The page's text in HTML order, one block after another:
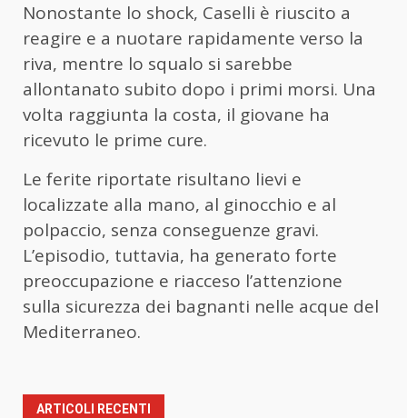
Nonostante lo shock, Caselli è riuscito a
reagire e a nuotare rapidamente verso la
riva, mentre lo squalo si sarebbe
allontanato subito dopo i primi morsi. Una
volta raggiunta la costa, il giovane ha
ricevuto le prime cure.
Le ferite riportate risultano lievi e
localizzate alla mano, al ginocchio e al
polpaccio, senza conseguenze gravi.
L’episodio, tuttavia, ha generato forte
preoccupazione e riacceso l’attenzione
sulla sicurezza dei bagnanti nelle acque del
Mediterraneo.
ARTICOLI RECENTI